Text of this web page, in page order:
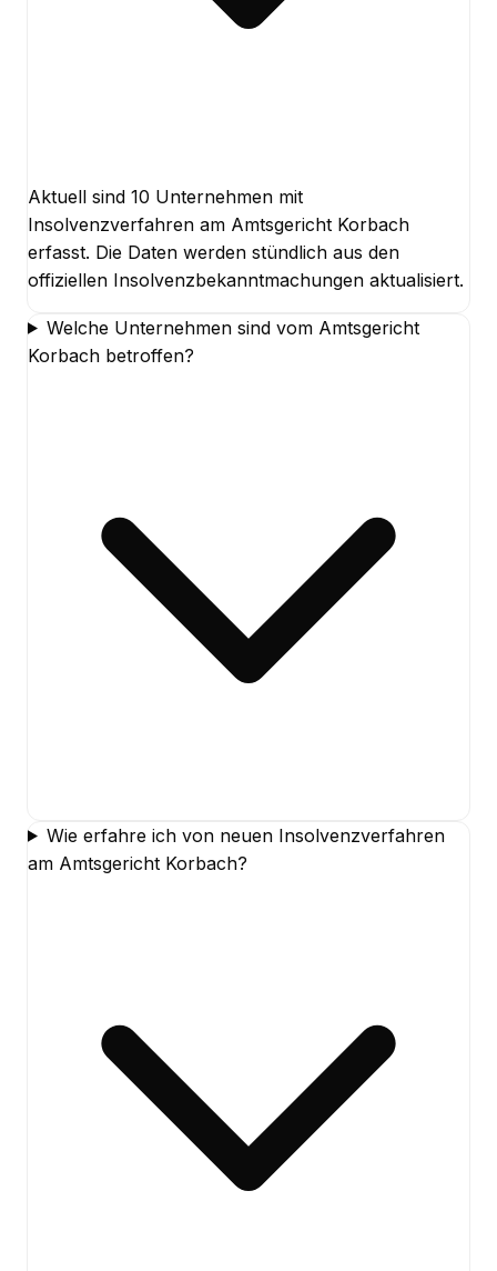
Aktuell sind 10 Unternehmen mit
Insolvenzverfahren am Amtsgericht Korbach
erfasst. Die Daten werden stündlich aus den
offiziellen Insolvenzbekanntmachungen aktualisiert.
Welche Unternehmen sind vom Amtsgericht
Korbach betroffen?
Wie erfahre ich von neuen Insolvenzverfahren
am Amtsgericht Korbach?